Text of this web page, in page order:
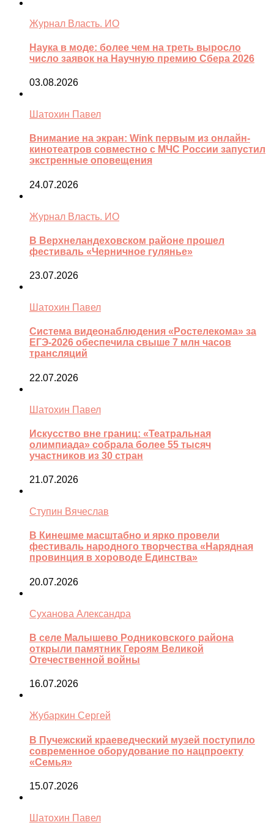
Журнал Власть. ИО
Наука в моде: более чем на треть выросло
число заявок на Научную премию Сбера 2026
03.08.2026
Шатохин Павел
Внимание на экран: Wink первым из онлайн-
кинотеатров совместно с МЧС России запустил
экстренные оповещения
24.07.2026
Журнал Власть. ИО
В Верхнеландеховском районе прошел
фестиваль «Черничное гулянье»
23.07.2026
Шатохин Павел
Система видеонаблюдения «Ростелекома» за
ЕГЭ-2026 обеспечила свыше 7 млн часов
трансляций
22.07.2026
Шатохин Павел
Искусство вне границ: «Театральная
олимпиада» собрала более 55 тысяч
участников из 30 стран
21.07.2026
Ступин Вячеслав
В Кинешме масштабно и ярко провели
фестиваль народного творчества «Нарядная
провинция в хороводе Единства»
20.07.2026
Суханова Александра
В селе Малышево Родниковского района
открыли памятник Героям Великой
Отечественной войны
16.07.2026
Жубаркин Сергей
В Пучежский краеведческий музей поступило
современное оборудование по нацпроекту
«Семья»
15.07.2026
Шатохин Павел